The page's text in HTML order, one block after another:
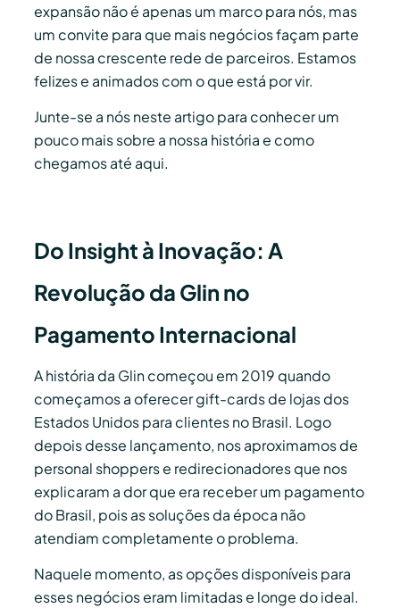
expansão não é apenas um marco para nós, mas
um convite para que mais negócios façam parte
de nossa crescente rede de parceiros. Estamos
felizes e animados com o que está por vir.
Junte-se a nós neste artigo para conhecer um
pouco mais sobre a nossa história e como
chegamos até aqui.
Do Insight à Inovação: A
Revolução da Glin no
Pagamento Internacional
A história da Glin começou em 2019 quando
começamos a oferecer gift-cards de lojas dos
Estados Unidos para clientes no Brasil. Logo
depois desse lançamento, nos aproximamos de
personal shoppers e redirecionadores que nos
explicaram a dor que era receber um pagamento
do Brasil, pois as soluções da época não
atendiam completamente o problema.
Naquele momento, as opções disponíveis para
esses negócios eram limitadas e longe do ideal.